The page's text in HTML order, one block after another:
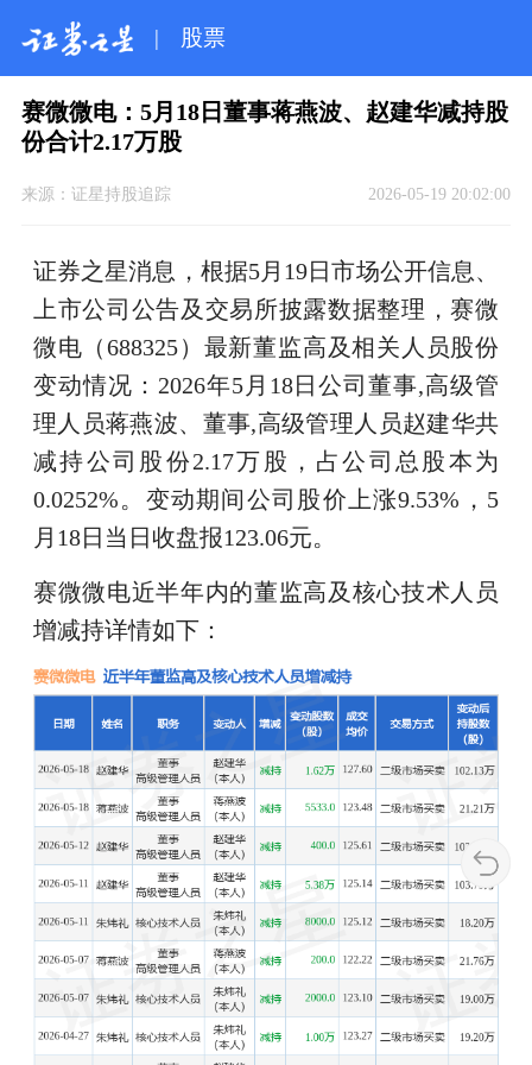
| 股票
赛微微电：5月18日董事蒋燕波、赵建华减持股
份合计2.17万股
来源： 证星持股追踪 2026-05-19 20:02:00
证券之星消息，根据5月19日市场公开信息、
上市公司公告及交易所披露数据整理，赛微
微电（688325）最新董监高及相关人员股份
变动情况：2026年5月18日公司董事,高级管
理人员蒋燕波、董事,高级管理人员赵建华共
减持公司股份2.17万股，占公司总股本为
0.0252%。变动期间公司股价上涨9.53%，5
月18日当日收盘报123.06元。
赛微微电近半年内的董监高及核心技术人员
增减持详情如下：